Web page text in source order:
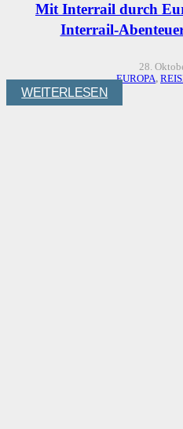
Mit Interrail durch
Interrail-
28.
EUROPA,
WEITERLESEN